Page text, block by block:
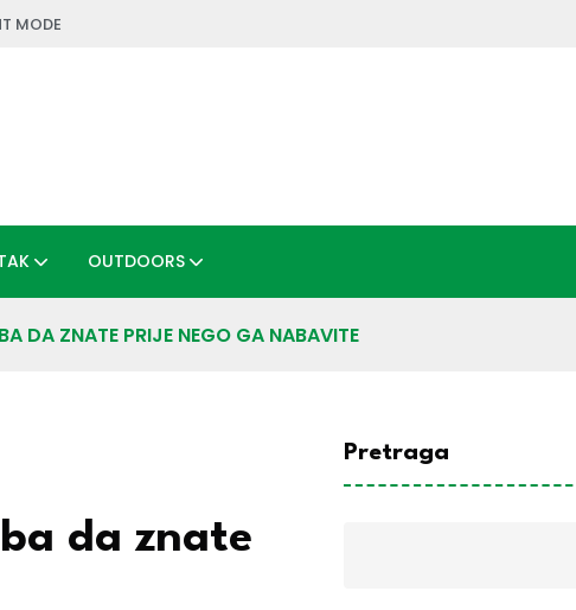
MODE
OUTDOORS
DA ZNATE PRIJE NEGO GA NABAVITE
da znate
Pretraga